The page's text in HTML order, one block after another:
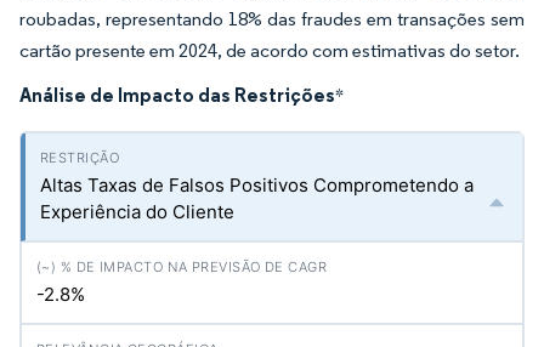
roubadas, representando 18% das fraudes em transações sem
cartão presente em 2024, de acordo com estimativas do setor.
Análise de Impacto das Restrições*
Altas Taxas de Falsos Positivos Comprometendo a
Experiência do Cliente
-2.8%